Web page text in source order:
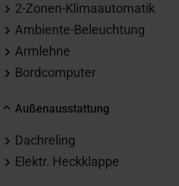
2-Zonen-Klimaautomatik
Ambiente-Beleuchtung
Armlehne
Bordcomputer
Außenausstattung
Dachreling
Elektr. Heckklappe